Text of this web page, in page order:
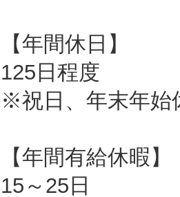
【年間休日】
125日程度
※祝日、年末年始
【年間有給休暇】
15～25日